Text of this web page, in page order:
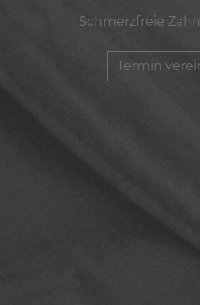
Schmerzfreie
Termin
Schmerzfreie
Termin
Schmerzfreie
Termin